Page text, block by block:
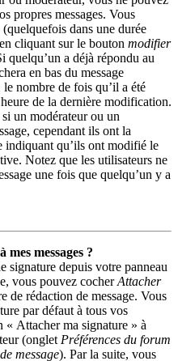
propres messages. Vous
dans une durée
cliquant sur le bouton modifier
quelqu’un a déjà répondu au
en bas du message
nombre de fois qu’il a été
de la dernière modification.
si un modérateur ou un
cependant ils ont la
indiquant qu’ils ont modifié le
Notez que les utilisateurs ne
une fois que quelqu’un y a
messages ?
signature depuis votre panneau
vous pouvez cocherAttacher
de rédaction de message. Vous
par défaut à tous vos
« Attacher ma signature » à
(onglet Préférences du forum
message). Par la suite, vous